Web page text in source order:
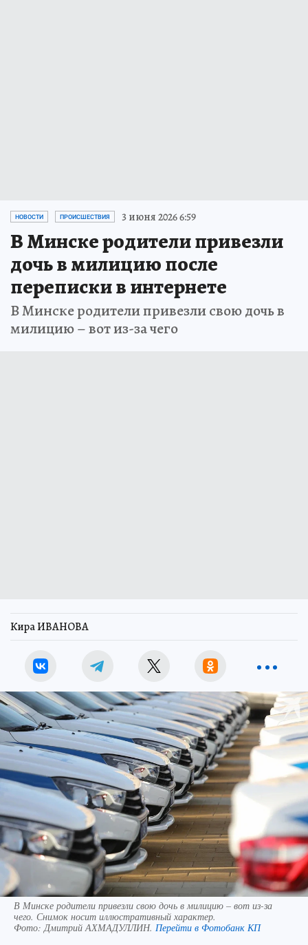
НОВОСТИ ПРОИСШЕСТВИЯ 3 июня 2026 6:59
В Минске родители привезли
дочь в милицию после
переписки в интернете
В Минске родители привезли свою дочь в
милицию – вот из-за чего
Кира ИВАНОВА
В Минске родители привезли свою дочь в милицию – вот из-за
чего. Снимок носит иллюстративный характер.
Фото:Дмитрий АХМАДУЛЛИН. Перейти в Фотобанк КП